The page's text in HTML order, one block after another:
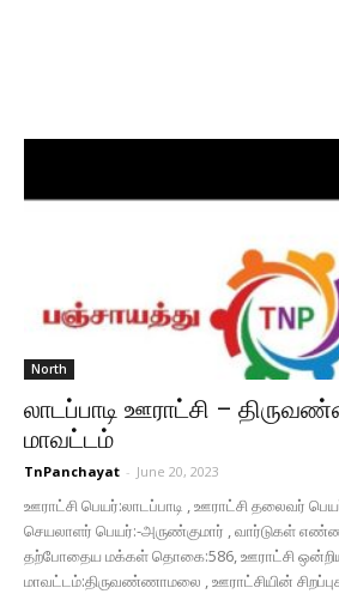
North
லாடப்பாடி ஊராட்சி –
மாவட்டம்
TnPanchayat - June 20, 2023
ஊராட்சி பெயர்:லாடப்பாடி , ஊராட்சி தலைவர்
செயலாளர் பெயர்:-அருண்குமார் , வார்டுகள்
தற்போதைய மக்கள் தொகை:586, ஊராட்சி
மாவட்டம்:திருவண்ணாமலை , ஊராட்சியின்